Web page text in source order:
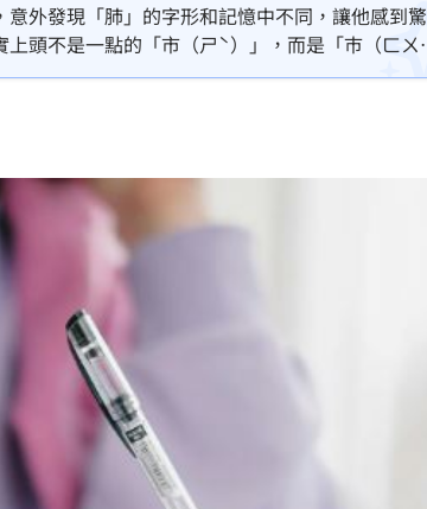
外發現「肺」的字形和記憶中不同，讓他感到驚
頭不是一點的「市（ㄕˋ）」，而是「巿（ㄈㄨ
自己」、「沒想到真的不是點」。